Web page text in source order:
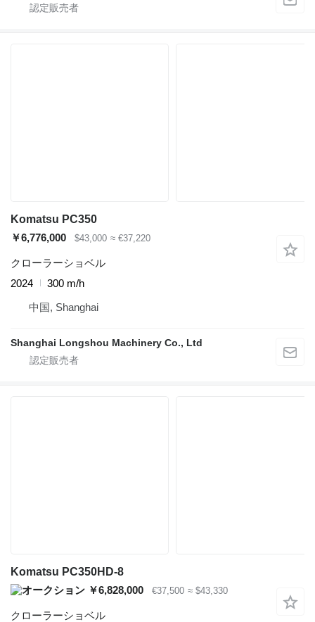
Komatsu PC350
￥6,776,000
$43,000 ≈ €37,220
クローラーショベル
2024
300 m/h
中国, Shanghai
Shanghai Longshou Machinery Co., Ltd
Komatsu PC350HD-8
￥6,828,000
€37,500 ≈ $43,330
クローラーショベル